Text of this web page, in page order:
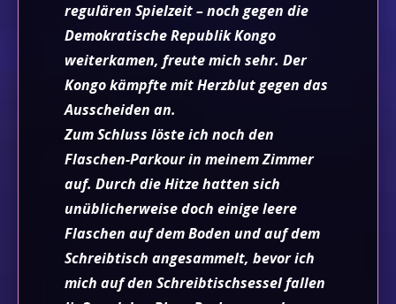
regulären Spielzeit – noch gegen die
Demokratische Republik Kongo
weiterkamen, freute mich sehr. Der
Kongo kämpfte mit Herzblut gegen das
Ausscheiden an.
Zum Schluss löste ich noch den
Flaschen-Parkour in meinem Zimmer
auf. Durch die Hitze hatten sich
unüblicherweise doch einige leere
Flaschen auf dem Boden und auf dem
Schreibtisch angesammelt, bevor ich
mich auf den Schreibtischsessel fallen